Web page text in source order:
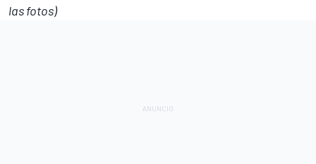
las fotos)